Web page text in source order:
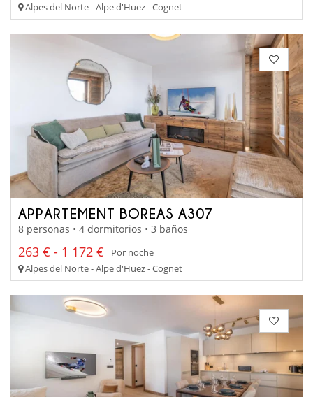
Alpes del Norte - Alpe d'Huez - Cognet
APPARTEMENT BOREAS A307
8 personas • 4 dormitorios • 3 baños
263 € - 1 172 €
Por noche
Alpes del Norte - Alpe d'Huez - Cognet